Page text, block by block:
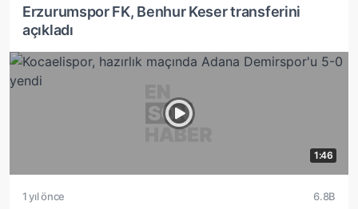
Erzurumspor FK, Benhur Keser transferini
açıkladı
1:46
1 yıl önce 6.8B